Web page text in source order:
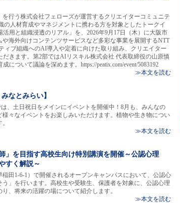
行う株式会社フェローズが運営するクリエイターコミュニテ
の人材育成やマネジメントに携わる方を対象としたトークイ
用と組織浸透のリアル」を、2026年9月17日（木）に大阪市
海外向けコンテンツサービスなど多彩な事業を展開するNTT
ィブ組織へのAI導入や定着に向けた取り組み、クリエイター
きます。第2部ではAIリスキル株式会社 代表取締役の山原慎
ついて議論を深めます。https://peatix.com/event/5083192
≫本文を読む
なとみらい】
、土日祝日をメインにイベントを開催中！8月も、みんなの
々なイベントをお楽しみいただけます。植物や生き物につい
≫本文を読む
」を目指す高校生向け特別講演を開催～公認心理
すく解説～
田1-6-1）で開催されるオープンキャンパスにおいて、公認心
」を行います。高校生や受験生、保護者を対象に、公認心理
、将来の活躍の場について紹介します。
≫本文を読む